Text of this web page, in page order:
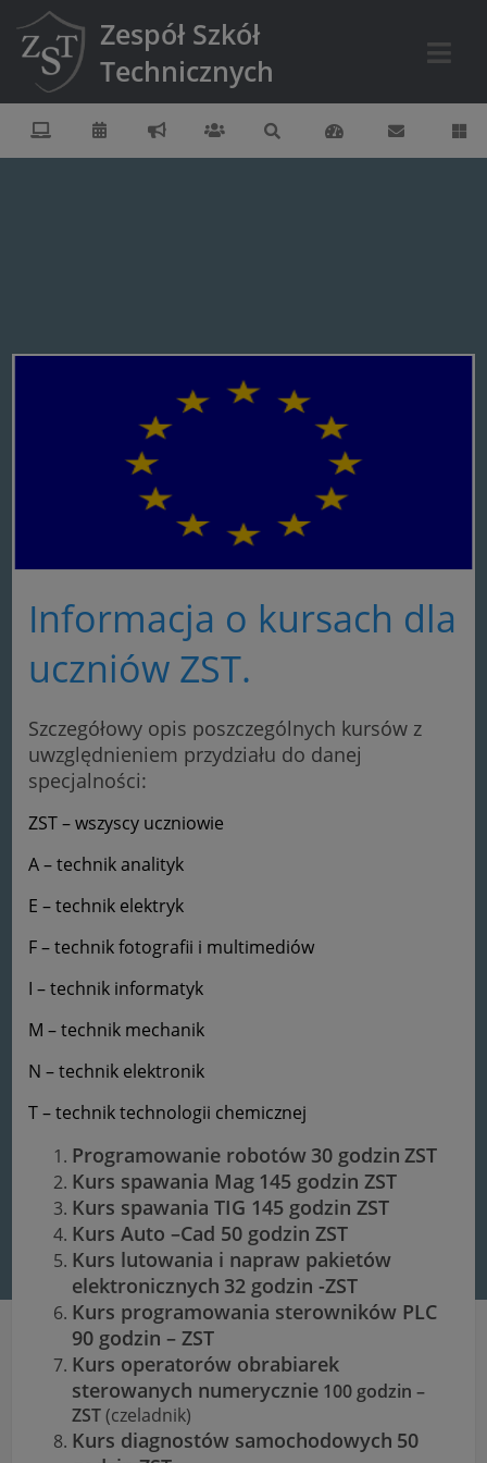
Zespół Szkół
Technicznych
Informacja o kursach dla
uczniów ZST.
Szczegółowy opis poszczególnych kursów z
uwzględnieniem przydziału do danej
specjalności:
ZST – wszyscy uczniowie
A – technik analityk
E – technik elektryk
F – technik fotografii i multimediów
I – technik informatyk
M – technik mechanik
N – technik elektronik
T – technik technologii chemicznej
Programowanie robotów 30 godzin ZST
Kurs spawania Mag 145 godzin ZST
Kurs spawania TIG 145 godzin ZST
Kurs Auto –Cad 50 godzin ZST
Kurs lutowania i napraw pakietów
elektronicznych 32 godzin -ZST
Kurs programowania sterowników PLC
90 godzin – ZST
Kurs operatorów obrabiarek
sterowanych numerycznie 100 godzin –
ZST(czeladnik)
Kurs diagnostów samochodowych 50